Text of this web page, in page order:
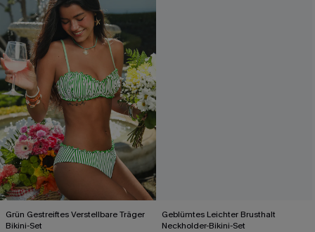
Grün Gestreiftes Verstellbare Träger
Bikini-Set
Geblümtes Leichter Brusthalt
Neckholder-Bikini-Set